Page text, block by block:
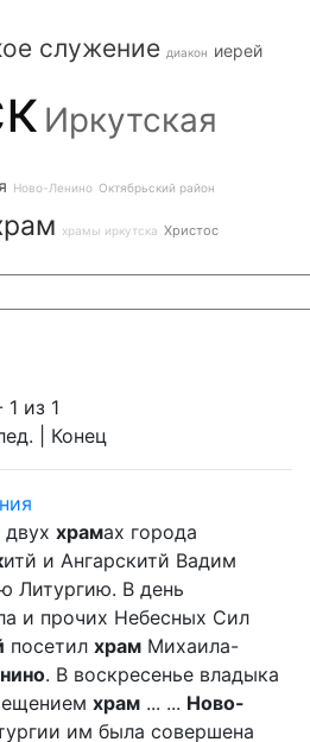
служение диакон иерей
Иркутская
Ново-Ленино Октябрьский район
храмы иркутска Христос
1 из 1
| Конец
храмах города
итй и Ангарскитй Вадим
Литургию. В день
и прочих Небесных Сил
посетил храм Михаила-
. В воскресенье владыка
храм ... ... Ново-
им была совершена